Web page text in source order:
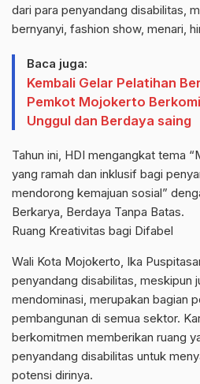
dari para penyandang disabilitas,
bernyanyi, fashion show, menari,
Baca juga:
Kembali Gelar Pelatihan
Pemkot Mojokerto
Unggul dan Berdaya saing
Tahun ini, HDI mengangkat tema
yang ramah dan inklusif bagi
mendorong kemajuan sosial”
Berkarya, Berdaya Tanpa Batas.
Ruang Kreativitas bagi Difabel
Wali Kota Mojokerto, Ika
penyandang disabilitas, meskipun
mendominasi, merupakan bagian
pembangunan di semua sektor.
berkomitmen memberikan ruang
penyandang disabilitas untuk
potensi dirinya.